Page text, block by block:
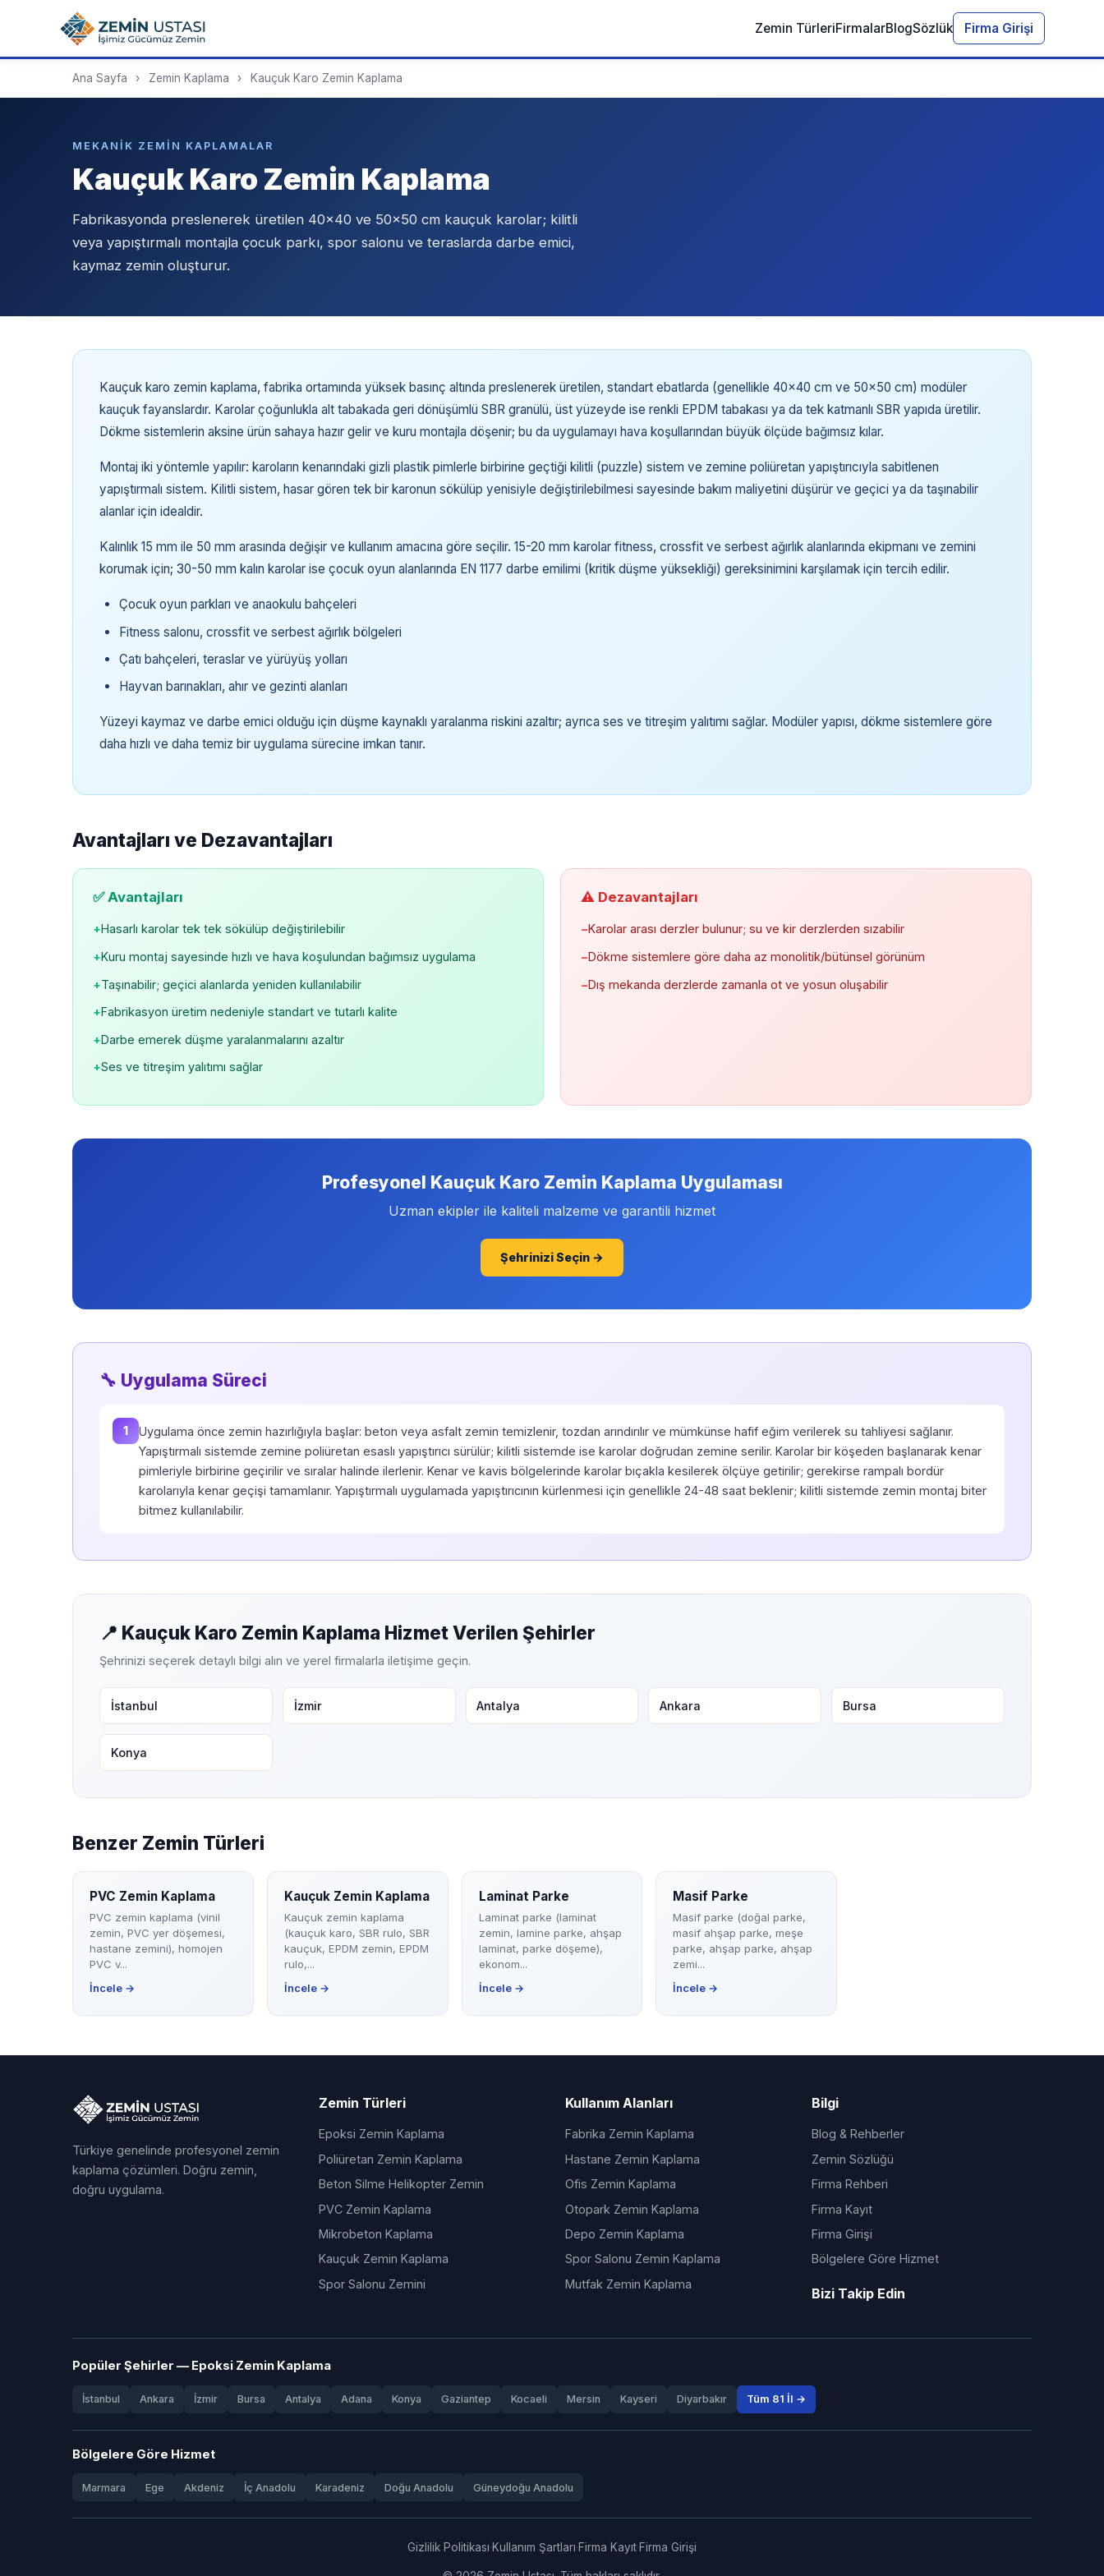
Zemin TürleriFirmalarBlogSözlük Firma Girişi
Ana Sayfa › Zemin Kaplama › Kauçuk Karo Zemin Kaplama
MEKANIK ZEMIN KAPLAMALAR
Kauçuk Karo Zemin Kaplama
Fabrikasyonda preslenerek üretilen 40x40 ve 50x50 cm kauçuk karolar; kilitli
veya yapıştırmalı montajla çocuk parkı, spor salonu ve teraslarda darbe emici,
kaymaz zemin oluşturur.
Kauçuk karo zemin kaplama, fabrika ortamında yüksek basınç altında preslenerek üretilen, standart ebatlarda (genellikle 40x40 cm ve 50x50 cm) modüler
kauçuk fayanslardır. Karolar çoğunlukla alt tabakada geri dönüşümlü SBR granülü, üst yüzeyde ise renkli EPDM tabakası ya da tek katmanlı SBR yapıda üretilir.
Dökme sistemlerin aksine ürün sahaya hazır gelir ve kuru montajla döşenir; bu da uygulamayı hava koşullarından büyük ölçüde bağımsız kılar.
Montaj iki yöntemle yapılır: karoların kenarındaki gizli plastik pimlerle birbirine geçtiği kilitli (puzzle) sistem ve zemine poliüretan yapıştırıcıyla sabitlenen
yapıştırmalı sistem. Kilitli sistem, hasar gören tek bir karonun sökülüp yenisiyle değiştirilebilmesi sayesinde bakım maliyetini düşürür ve geçici ya da taşınabilir
alanlar için idealdir.
Kalınlık 15 mm ile 50 mm arasında değişir ve kullanım amacına göre seçilir. 15-20 mm karolar fitness, crossfit ve serbest ağırlık alanlarında ekipmanı ve zemini
korumak için; 30-50 mm kalın karolar ise çocuk oyun alanlarında EN 1177 darbe emilimi (kritik düşme yüksekliği) gereksinimini karşılamak için tercih edilir.
Çocuk oyun parkları ve anaokulu bahçeleri
Fitness salonu, crossfit ve serbest ağırlık bölgeleri
Çatı bahçeleri, teraslar ve yürüyüş yolları
Hayvan barınakları, ahır ve gezinti alanları
Yüzeyi kaymaz ve darbe emici olduğu için düşme kaynaklı yaralanma riskini azaltır; ayrıca ses ve titreşim yalıtımı sağlar. Modüler yapısı, dökme sistemlere göre
daha hızlı ve daha temiz bir uygulama sürecine imkan tanır.
Avantajları ve Dezavantajları
✅ Avantajları
+Hasarlı karolar tek tek sökülüp değiştirilebilir
+Kuru montaj sayesinde hızlı ve hava koşulundan bağımsız uygulama
+Taşınabilir; geçici alanlarda yeniden kullanılabilir
+Fabrikasyon üretim nedeniyle standart ve tutarlı kalite
+Darbe emerek düşme yaralanmalarını azaltır
+Ses ve titreşim yalıtımı sağlar
⚠️ Dezavantajları
−Karolar arası derzler bulunur; su ve kir derzlerden sızabilir
−Dökme sistemlere göre daha az monolitik/bütünsel görünüm
−Dış mekanda derzlerde zamanla ot ve yosun oluşabilir
Profesyonel Kauçuk Karo Zemin Kaplama Uygulaması
Uzman ekipler ile kaliteli malzeme ve garantili hizmet
Şehrinizi Seçin →
🔧 Uygulama Süreci
1
Uygulama önce zemin hazırlığıyla başlar: beton veya asfalt zemin temizlenir, tozdan arındırılır ve mümkünse hafif eğim verilerek su tahliyesi sağlanır.
Yapıştırmalı sistemde zemine poliüretan esaslı yapıştırıcı sürülür; kilitli sistemde ise karolar doğrudan zemine serilir. Karolar bir köşeden başlanarak kenar
pimleriyle birbirine geçirilir ve sıralar halinde ilerlenir. Kenar ve kavis bölgelerinde karolar bıçakla kesilerek ölçüye getirilir; gerekirse rampalı bordür
karolarıyla kenar geçişi tamamlanır. Yapıştırmalı uygulamada yapıştırıcının kürlenmesi için genellikle 24-48 saat beklenir; kilitli sistemde zemin montaj biter
bitmez kullanılabilir.
📍 Kauçuk Karo Zemin Kaplama Hizmet Verilen Şehirler
Şehrinizi seçerek detaylı bilgi alın ve yerel firmalarla iletişime geçin.
İstanbul İzmir Antalya Ankara Bursa
Konya
Benzer Zemin Türleri
PVC Zemin Kaplama
PVC zemin kaplama (vinil
zemin, PVC yer döşemesi,
hastane zemini), homojen
PVC v...
İncele →
Kauçuk Zemin Kaplama
Kauçuk zemin kaplama
(kauçuk karo, SBR rulo, SBR
kauçuk, EPDM zemin, EPDM
rulo,...
İncele →
Laminat Parke
Laminat parke (laminat
zemin, lamine parke, ahşap
laminat, parke döşeme),
ekonom...
İncele →
Masif Parke
Masif parke (doğal parke,
masif ahşap parke, meşe
parke, ahşap parke, ahşap
zemi...
İncele →
Türkiye genelinde profesyonel zemin
kaplama çözümleri. Doğru zemin,
doğru uygulama.
Zemin Türleri
Epoksi Zemin Kaplama
Poliüretan Zemin Kaplama
Beton Silme Helikopter Zemin
PVC Zemin Kaplama
Mikrobeton Kaplama
Kauçuk Zemin Kaplama
Spor Salonu Zemini
Kullanım Alanları
Fabrika Zemin Kaplama
Hastane Zemin Kaplama
Ofis Zemin Kaplama
Otopark Zemin Kaplama
Depo Zemin Kaplama
Spor Salonu Zemin Kaplama
Mutfak Zemin Kaplama
Bilgi
Blog & Rehberler
Zemin Sözlüğü
Firma Rehberi
Firma Kayıt
Firma Girişi
Bölgelere Göre Hizmet
Bizi Takip Edin
Popüler Şehirler — Epoksi Zemin Kaplama
İstanbul Ankara İzmir Bursa Antalya Adana Konya Gaziantep Kocaeli Mersin Kayseri Diyarbakır Tüm 81 İl →
Bölgelere Göre Hizmet
Marmara Ege Akdeniz İç Anadolu Karadeniz Doğu Anadolu Güneydoğu Anadolu
Gizlilik Politikası·Kullanım Şartları·Firma Kayıt·Firma Girişi